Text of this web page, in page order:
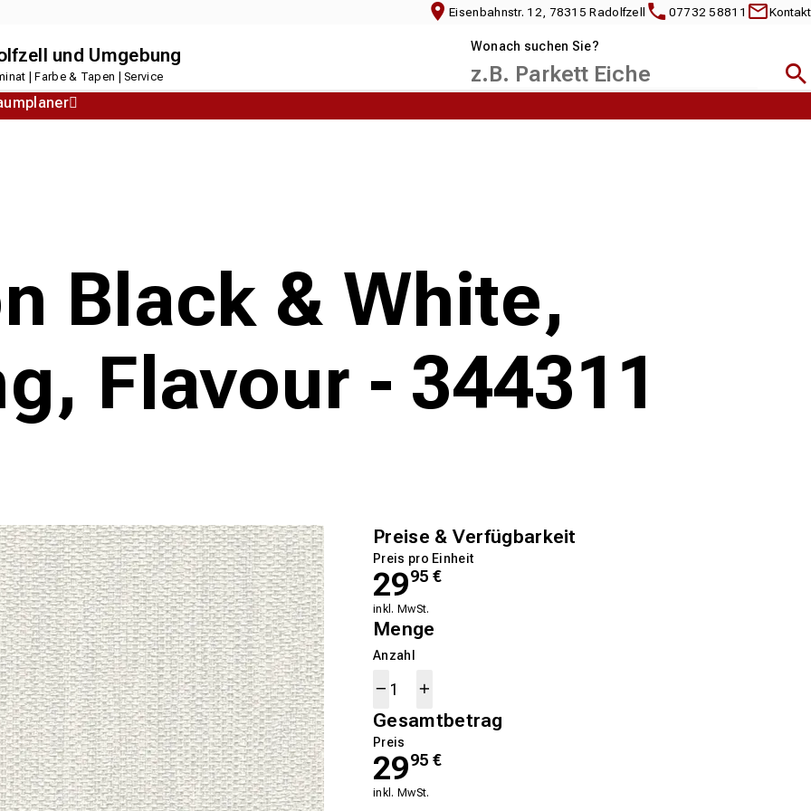
Eisenbahnstr. 12, 78315 Radolfzell 07732 58811 Kontakt
und Umgebung
| Farbe & Tapen | Service
Wonach suchen Sie?
Black & White,
Flavour - 344311
Preise & Verfügbarkeit
Preis pro Einheit
2995 €
inkl. MwSt.
Menge
Anzahl
Gesamtbetrag
Preis
2995 €
inkl. MwSt.